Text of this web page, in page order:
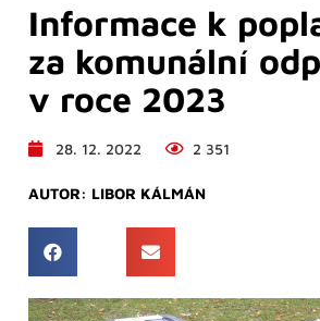
Informace k
za komunální
v roce 2023
28. 12. 2022 2 351
AUTOR: LIBOR KÁLMÁN